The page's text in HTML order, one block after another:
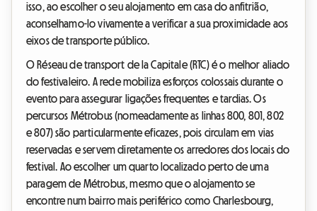
isso, ao escolher o seu alojamento em casa do anfitrião,
aconselhamo-lo vivamente a verificar a sua proximidade aos
eixos de transporte público.
O Réseau de transport de la Capitale (RTC) é o melhor aliado
do festivaleiro. A rede mobiliza esforços colossais durante o
evento para assegurar ligações frequentes e tardias. Os
percursos Métrobus (nomeadamente as linhas 800, 801, 802
e 807) são particularmente eficazes, pois circulam em vias
reservadas e servem diretamente os arredores dos locais do
festival. Ao escolher um quarto localizado perto de uma
paragem de Métrobus, mesmo que o alojamento se
encontre num bairro mais periférico como Charlesbourg,